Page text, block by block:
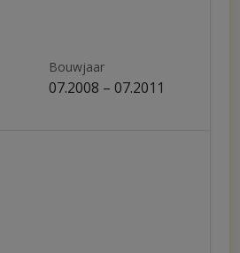
Bouwjaar
07.2008 – 07.2011